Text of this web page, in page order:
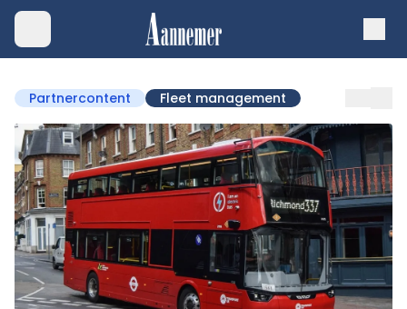
Partnercontent Fleet management